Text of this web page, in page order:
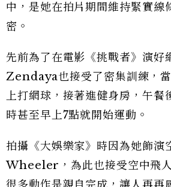
中，是她在拍片期間維持緊實線
密。
先前為了在電影《挑戰者》演好
Zendaya也接受了密集訓練，
上打網球，接著進健身房，午餐
時甚至早上7點就開始運動。
拍攝《大娛樂家》時因為她飾
Wheeler，為此也接受空中飛